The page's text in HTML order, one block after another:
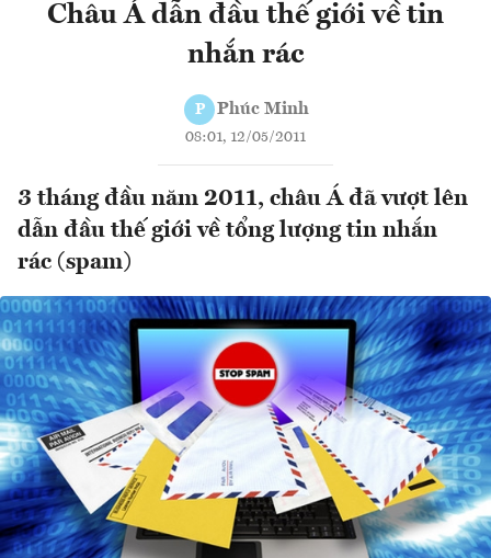
Châu Á dẫn đầu thế giới về tin
nhắn rác
P Phúc Minh
08:01, 12/05/2011
3 tháng đầu năm 2011, châu Á đã vượt lên
dẫn đầu thế giới về tổng lượng tin nhắn
rác (spam)